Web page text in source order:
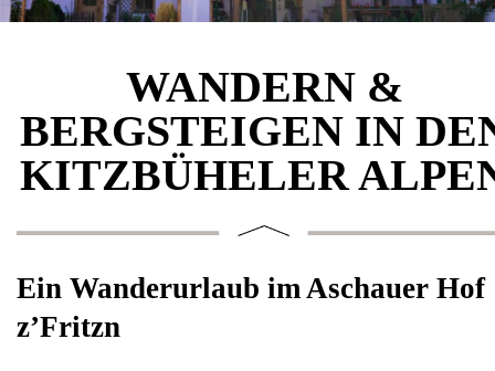
WANDERN &
BERGSTEIGEN IN
KITZBÜHELER
Ein Wanderurlaub im Aschauer Hof
z’Fritzn